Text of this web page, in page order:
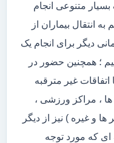
متنوعی انجام
انتقال بیماران از
دیگر برای انجام یک
؛ همچنین حضور در
اتفاقات غیر مترقبه
ها ، مراکز ورزشی ،
و غیره ) نیز از دیگر
که مورد توجه